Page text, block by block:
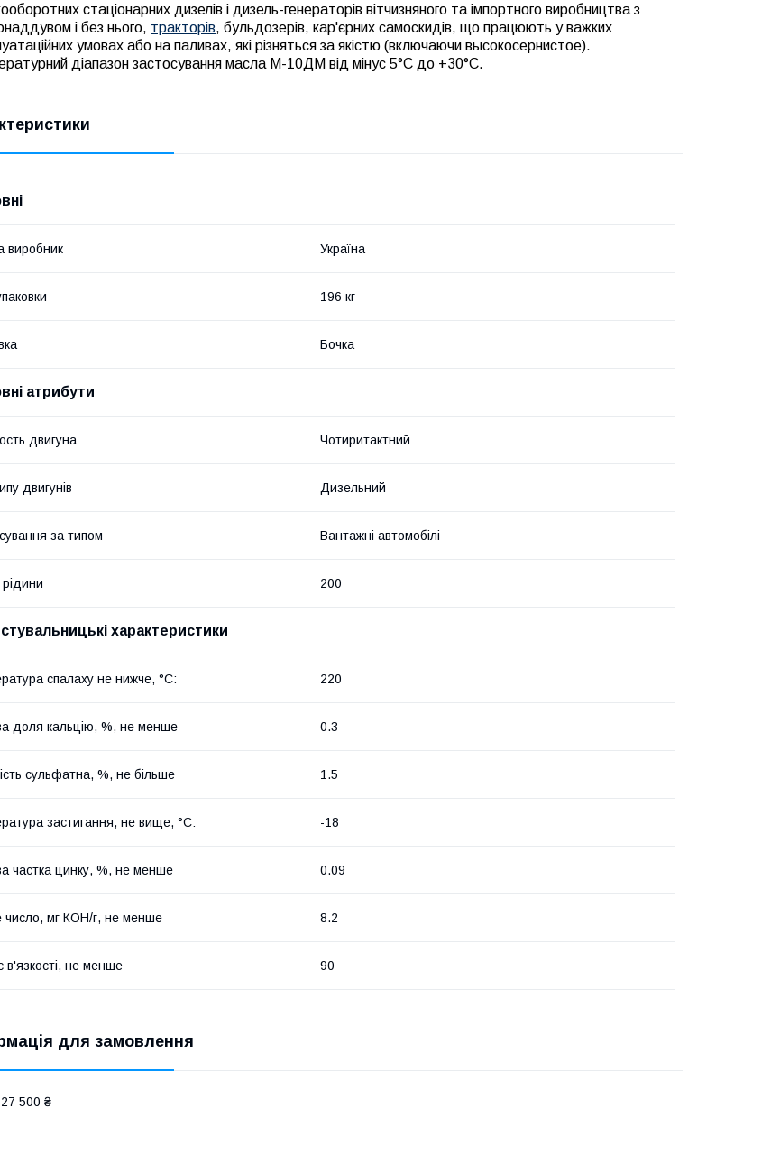
стаціонарних дизелів і дизель-генераторів вітчизняного та імпортного виробництва з
і без нього, тракторів, бульдозерів, кар'єрних самоскидів, що працюють у важких
умовах або на паливах, які різняться за якістю (включаючи высокосернистое).
діапазон застосування масла М-10ДМ від мінус 5°С до +30°С.
виробник Україна
196 кг
Бочка
атрибути
двигуна Чотиритактний
двигунів Дизельний
за типом Вантажні автомобілі
200
характеристики
спалаху не нижче, °С: 220
доля кальцію, %, не менше 0.3
сульфатна, %, не більше 1.5
застигання, не вище, °С: -18
частка цинку, %, не менше 0.09
число, мг КОН/г, не менше 8.2
в'язкості, не менше 90
для замовлення
27 500 ₴